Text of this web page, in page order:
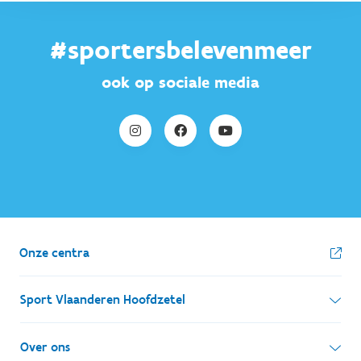
#sportersbelevenmeer
ook op sociale media
Onze centra
Sport Vlaanderen Hoofdzetel
Simon Bolivarlaan 17
Over ons